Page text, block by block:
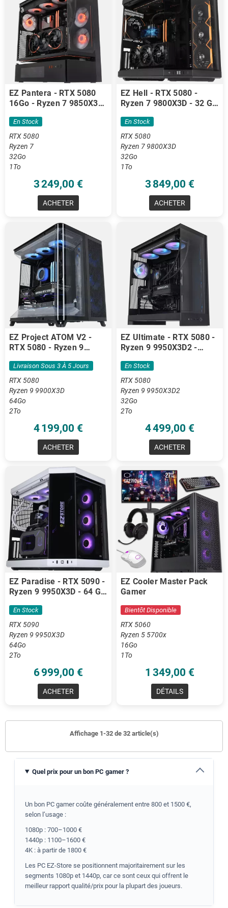
EZ Pantera - RTX 5080
16Go - Ryzen 7 9850X3D
En Stock
RTX 5080
Ryzen 7
32Go
1To
3 249,00 €
ACHETER
EZ Hell - RTX 5080 -
Ryzen 7 9800X3D - 32 Go
En Stock
RTX 5080
Ryzen 7 9800X3D
32Go
1To
3 849,00 €
ACHETER
EZ Project ATOM V2 -
RTX 5080 - Ryzen 9
Livraison Sous 3 À 5 Jours
RTX 5080
Ryzen 9 9900X3D
64Go
2To
4 199,00 €
ACHETER
EZ Ultimate - RTX 5080 -
Ryzen 9 9950X3D2 -
En Stock
RTX 5080
Ryzen 9 9950X3D2
32Go
2To
4 499,00 €
ACHETER
EZ Paradise - RTX 5090 -
Ryzen 9 9950X3D - 64 Go
En Stock
RTX 5090
Ryzen 9 9950X3D
64Go
2To
6 999,00 €
ACHETER
EZ Cooler Master Pack
Gamer
Bientôt Disponible
RTX 5060
Ryzen 5 5700x
16Go
1To
1 349,00 €
DÉTAILS
Affichage 1-32 de 32 article(s)
Quel prix pour un bon PC gamer ?
Un bon PC gamer coûte généralement entre 800 et 1500 €,
selon l’usage :
1080p : 700–1000 €
1440p : 1100–1600 €
4K : à partir de 1800 €
Les PC EZ-Store se positionnent majoritairement sur les
segments 1080p et 1440p, car ce sont ceux qui offrent le
meilleur rapport qualité/prix pour la plupart des joueurs.